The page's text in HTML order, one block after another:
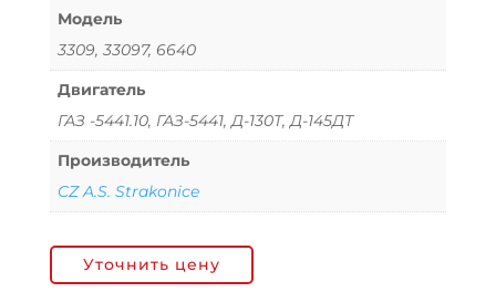
Модель
3309, 33097, 6640
Двигатель
ГАЗ -5441.10, ГАЗ-5441, Д-130Т, Д-145ДТ
Производитель
CZ A.S. Strakonice
Уточнить цену